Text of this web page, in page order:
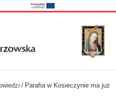
/ Parafia w Kosieczynie ma już